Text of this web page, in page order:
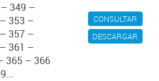
CONSULTAR
DESCARGAR
349 –
353 –
357 –
361 –
365 – 366